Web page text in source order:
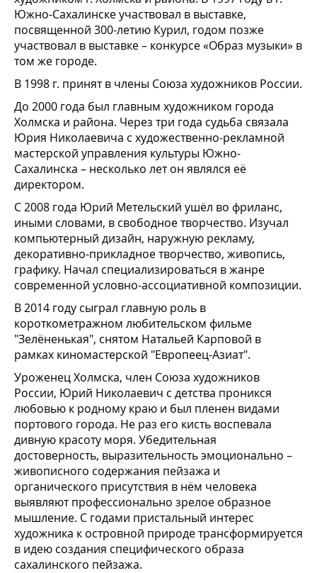
Южно-Сахалинске участвовал в выставке,
посвященной 300-летию Курил, годом позже
участвовал в выставке – конкурсе «Образ музыки» в
том же городе.
В 1998 г. принят в члены Союза художников России.
До 2000 года был главным художником города
Холмска и района. Через три года судьба связала
Юрия Николаевича с художественно-рекламной
мастерской управления культуры Южно-
Сахалинска – несколько лет он являлся её
директором.
С 2008 года Юрий Метельский ушёл во фриланс,
иными словами, в свободное творчество. Изучал
компьютерный дизайн, наружную рекламу,
декоративно-прикладное творчество, живопись,
графику. Начал специализироваться в жанре
современной условно-ассоциативной композиции.
В 2014 году сыграл главную роль в
короткометражном любительском фильме
"Зелёненькая", снятом Натальей Карповой в
рамках киномастерской "Европеец-Азиат".
Уроженец Холмска, член Союза художников
России, Юрий Николаевич с детства проникся
любовью к родному краю и был пленен видами
портового города. Не раз его кисть воспевала
дивную красоту моря. Убедительная
достоверность, выразительность эмоционально –
живописного содержания пейзажа и
органического присутствия в нём человека
выявляют профессионально зрелое образное
мышление. С годами пристальный интерес
художника к островной природе трансформируется
в идею создания специфического образа
сахалинского пейзажа.